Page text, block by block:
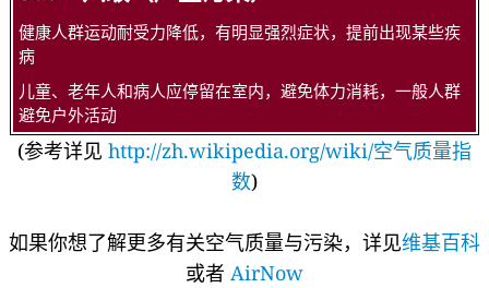
健康人群运动耐受力降低，有明显强烈症状，提前出现某些疾
病
儿童、老年人和病人应停留在室内，避免体力消耗，一般人群
避免户外活动
(参考详见 http://zh.wikipedia.org/wiki/空气质量指
数)
如果你想了解更多有关空气质量与污染，详见维基百科
或者 AirNow